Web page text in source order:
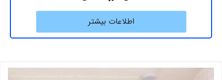
اطلاعات بیشتر